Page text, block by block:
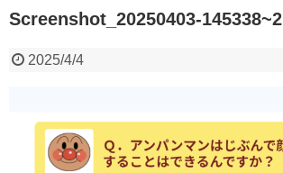
Screenshot_20250403-145338~2
2025/4/4